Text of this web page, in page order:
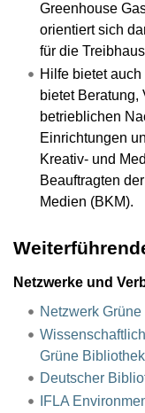
Greenhouse
orientiert sich
für die
Hilfe bietet auch
bietet Beratung,
betrieblichen
Einrichtungen
Kreativ- und
Beauftragten
Medien (BKM).
Netzwerke und
Netzwerk
Grüne Bibliothek
Deutscher
IFLA